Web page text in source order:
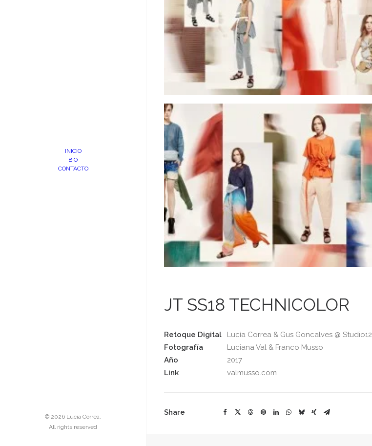
INICIO
BIO
CONTACTO
© 2026 Lucía Correa.
All rights reserved
JT SS18 TECHNICOLOR
Retoque Digital
Lucía Correa & Gus Goncalves @ Studio12
Fotografía
Luciana Val & Franco Musso
Año
2017
Link
valmusso.com
Share